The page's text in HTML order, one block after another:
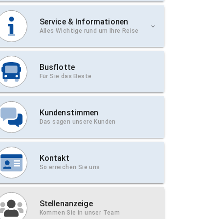
Service & Informationen
Alles Wichtige rund um Ihre Reise
Busflotte
Für Sie das Beste
Kundenstimmen
Das sagen unsere Kunden
Kontakt
So erreichen Sie uns
Stellenanzeige
Kommen Sie in unser Team